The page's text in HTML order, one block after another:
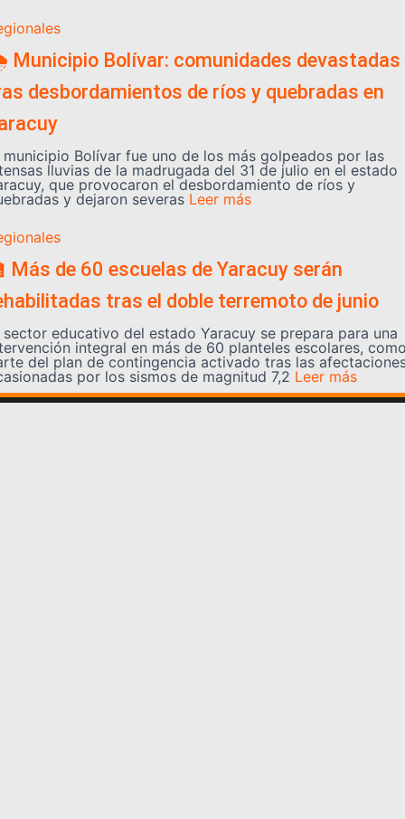
Bolívar: comunidades devastadas
desbordamientos de ríos y quebradas en
municipio Bolívar fue uno de los más golpeados por las
lluvias de la madrugada del 31 de julio en el estado
que provocaron el desbordamiento de ríos y
y dejaron severas Leer más
Más de 60 escuelas de Yaracuy serán
tras el doble terremoto de junio
sector educativo del estado Yaracuy se prepara para una
integral en más de 60 planteles escolares,
del plan de contingencia activado tras las
por los sismos de magnitud 7,2 Leer más